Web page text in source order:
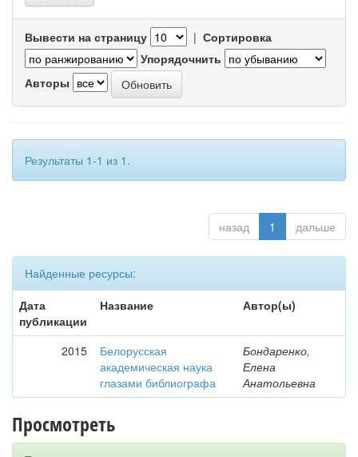
Вывести на страницу | Сортировка
Упорядочнить
Авторы
Результаты 1-1 из 1.
назад 1 дальше
Найденные ресурсы:
Дата
публикации
Название Автор(ы)
2015
Белорусская
академическая наука
глазами библиографа
Бондаренко,
Елена
Анатольевна
Просмотреть